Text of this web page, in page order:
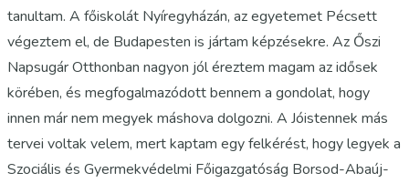
tanultam. A főiskolát Nyíregyházán, az egyetemet Pécsett
végeztem el, de Budapesten is jártam képzésekre. Az Őszi
Napsugár Otthonban nagyon jól éreztem magam az idősek
körében, és megfogalmazódott bennem a gondolat, hogy
innen már nem megyek máshova dolgozni. A Jóistennek más
tervei voltak velem, mert kaptam egy felkérést, hogy legyek a
Szociális és Gyermekvédelmi Főigazgatóság Borsod-Abaúj-